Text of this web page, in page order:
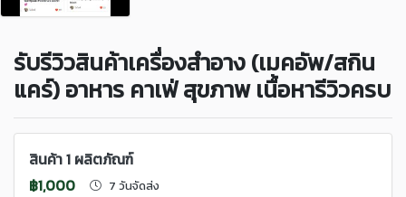
รับรีวิวสินค้าเครื่องสำอาง (เมคอัพ/สกิน
แคร์) อาหาร คาเฟ่ สุขภาพ เนื้อหารีวิวครบ
สินค้า 1 ผลิตภัณฑ์
฿1,000
7 วันจัดส่ง